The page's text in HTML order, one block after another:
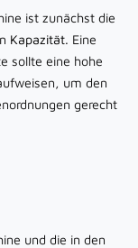
ist zunächst die
Kapazität. Eine
sollte eine hohe
um den
gerecht
und die in den